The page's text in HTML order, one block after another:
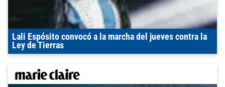
Lali Espósito convocó a la marcha del jueves contra la
Ley de Tierras